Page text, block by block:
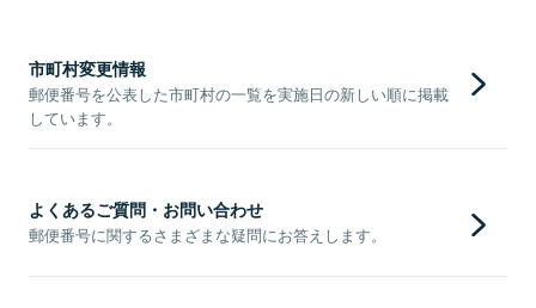
市町村変更情報
郵便番号を公表した市町村の一覧を実施日の新しい順に掲載
しています。
よくあるご質問・お問い合わせ
郵便番号に関するさまざまな疑問にお答えします。